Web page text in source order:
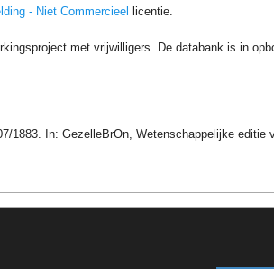
- Niet Commercieel licentie.
met vrijwilligers. De databank is in
1883. In: GezelleBrOn, Wetenschappelijke editie